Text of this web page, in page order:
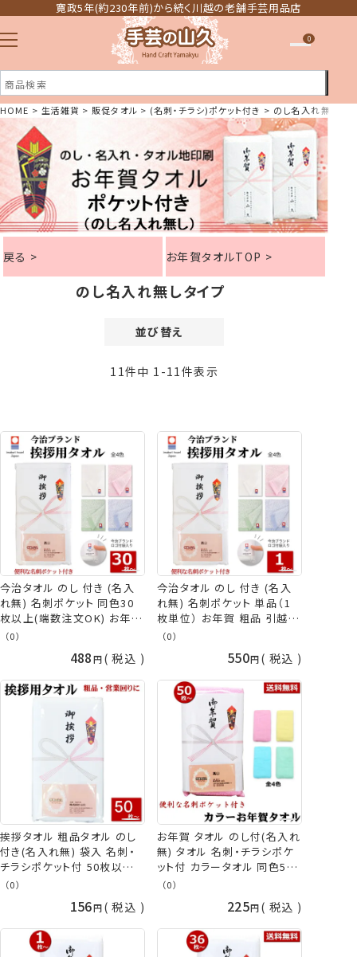
寛政5年(約230年前)から続く川越の老舗手芸用品店
注文履歴
ほしい物リスト
0
HOME 生活雑貨 販促タオル (名刺・チラシ)ポケット付き のし名入れ無しタ
戻る > お年賀タオルTOP >
のし名入れ無しタイプ
並び替え
価格が高い順
おすすめ順
レビュー順
11件中 1 -11 件表示
今治タオル のし 付き (名入
れ無) 名刺ポケット 同色30
枚以上(端数注文OK) お年賀
粗品 引越し ご挨拶 贈答品
回り 日本製 今治 フェイスタ
オル カラータオル お年賀タ
オル 熨斗 年始 販促 御礼 社
名印刷 粗品タオル 挨拶 引っ
越し 手芸の山久
（0）
488 税込
今治タオル のし 付き (名入
れ無) 名刺ポケット 単品（1
枚単位） お年賀 粗品 引越し
ご挨拶 贈答品 名刺 無地 タ
国産 今治 フェイスタオル カ
ラータオル お年賀タオル 熨
斗 年始 販促 御礼 社名印刷
粗品タオル 挨拶 引っ越し 手
芸の山久
（0）
550 税込
挨拶タオル 粗品タオル のし
付き(名入れ無) 袋入 名刺・
チラシポケット付 50枚以上
(端数注文OK) ご挨拶用 挨
品 販促 御礼 熨斗付きタオル
粗品 タオル nrm 手芸の山久
（0）
156 税込
お年賀 タオル のし付(名入れ
無) タオル 名刺・チラシポケ
ット付 カラータオル 同色50
枚以上(端数注文OK) お年賀
熨斗付きタオル 粗品タオル
nrm 手芸の山久
（0）
225 税込